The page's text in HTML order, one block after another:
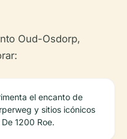
Oud-Osdorp,
el encanto de
y sitios icónicos
1200 Roe.